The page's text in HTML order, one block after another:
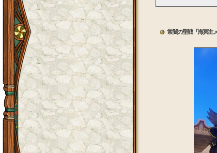
常闇の聖戦「海冥主